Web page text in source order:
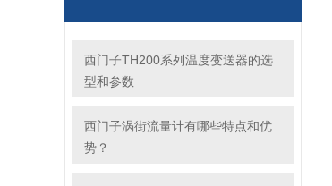
西门子TH200系列温度变送器的选
型和参数
西门子涡街流量计有哪些特点和优
势？